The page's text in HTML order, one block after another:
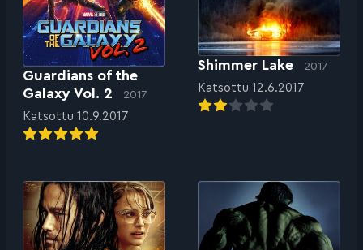
Guardians of the
Galaxy Vol. 2
2017
Katsottu 10.9.2017
Shimmer Lake 2017
Katsottu 12.6.2017